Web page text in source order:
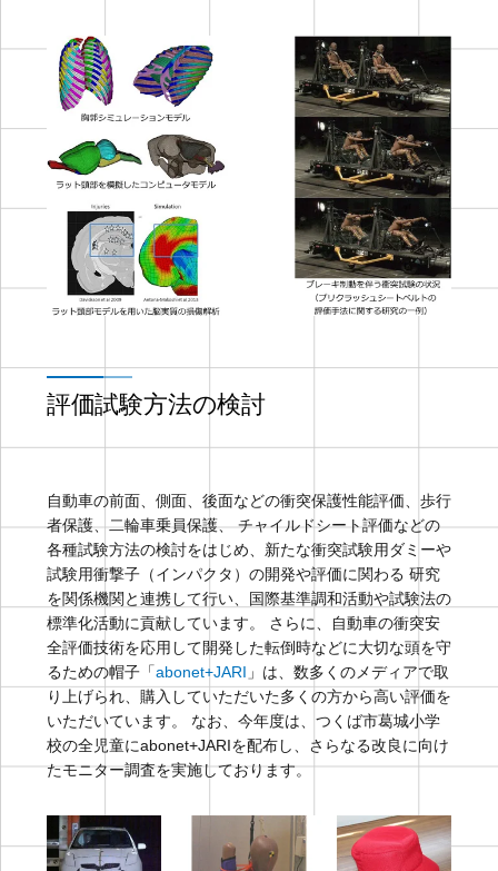
評価試験方法の検討
自動車の前面、側面、後面などの衝突保護性能評価、歩行
者保護、二輪車乗員保護、 チャイルドシート評価などの
各種試験方法の検討をはじめ、新たな衝突試験用ダミーや
試験用衝撃子（インパクタ）の開発や評価に関わる 研究
を関係機関と連携して行い、国際基準調和活動や試験法の
標準化活動に貢献しています。 さらに、自動車の衝突安
全評価技術を応用して開発した転倒時などに大切な頭を守
るための帽子「abonet+JARI 」は、数多くのメディアで取
り上げられ、購入していただいた多くの方から高い評価を
いただいています。 なお、今年度は、つくば市葛城小学
校の全児童にabonet+JARIを配布し、さらなる改良に向け
たモニター調査を実施しております。